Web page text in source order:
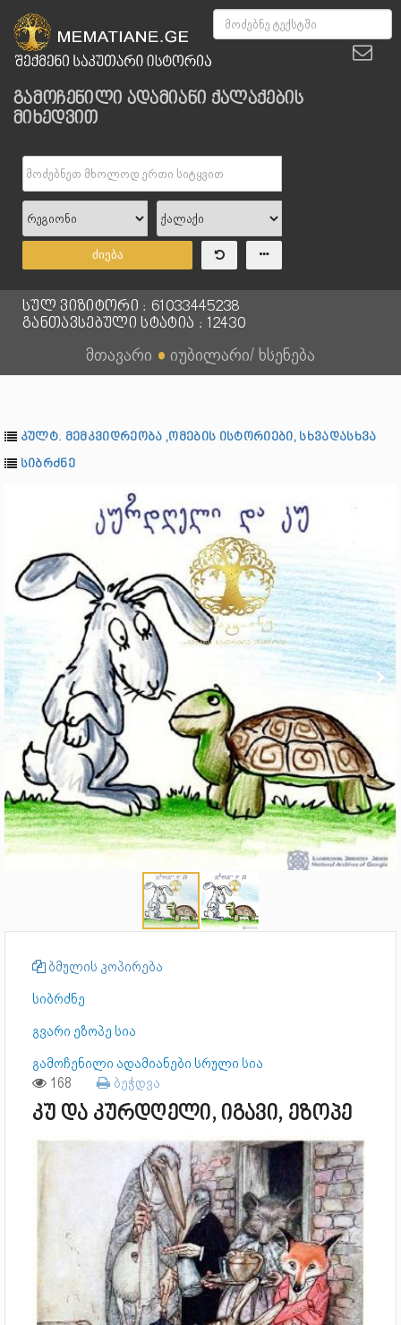
გამოჩენილი ადამიანი ქალაქების
მიხედვით
ძიება
სულ ვიზიტორი : 61033445238
განთავსებული სტატია : 12430
მთავარი ● იუბილარი/ ხსენება
კულტ. მემკვიდრეობა ,ომების ისტორიები, სხვადასხვა
სიბრძნე
ბმულის კოპირება
სიბრძნე
გვარი ეზოპე სია
გამოჩენილი ადამიანები სრული სია
168 ბეჭდვა
კუ და კურდღელი, იგავი, ეზოპე